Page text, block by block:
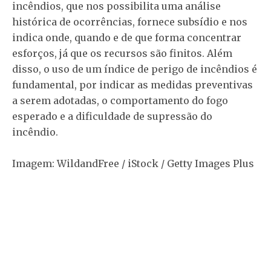
incêndios, que nos possibilita uma análise
histórica de ocorrências, fornece subsídio e nos
indica onde, quando e de que forma concentrar
esforços, já que os recursos são finitos. Além
disso, o uso de um índice de perigo de incêndios é
fundamental, por indicar as medidas preventivas
a serem adotadas, o comportamento do fogo
esperado e a dificuldade de supressão do
incêndio.
Imagem: WildandFree / iStock / Getty Images Plus